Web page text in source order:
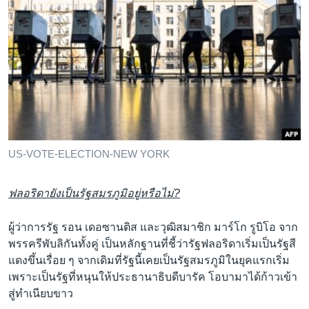
US-VOTE-ELECTION-NEW YORK
ฟลอริดายังเป็นรัฐสมรภูมิอยู่หรือไม่?
ผู้ว่าการรัฐ รอน เดอซานติส และวุฒิสมาชิก มาร์โก รูบิโอ จาก
พรรครีพับลิกันทั้งคู่ เป็นหลักฐานที่ชี้ว่ารัฐฟลอริดาเริ่มเป็นรัฐสี
แดงขึ้นเรื่อย ๆ จากเดิมที่รัฐนี้เคยเป็นรัฐสมรภูมิในยุคแรกเริ่ม
เพราะเป็นรัฐที่หนุนให้ประธานาธิบดีบารัค โอบามาได้ก้าวเข้า
สู่ทำเนียบขาว